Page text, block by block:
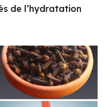
de l’hydratation